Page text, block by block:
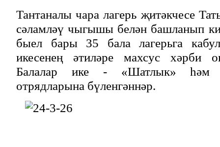
Тантаналы чара лагерь җитәкчесе
сәламләү чыгышы белән башланып
быел бары 35 бала лагерьга
икесенең әтиләре махсус хәрби
Балалар ике - «Шатлык» һәм
отрядларына бүленгәннәр.